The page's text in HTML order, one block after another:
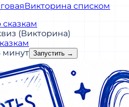
Викторина списком
(Викторина)
минут Запустить →